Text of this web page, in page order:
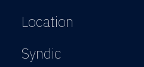
Location
Syndic